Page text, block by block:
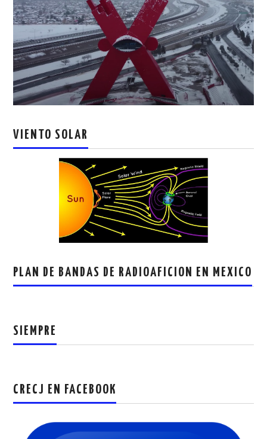
VIENTO SOLAR
PLAN DE BANDAS DE RADIOAFICION EN MEXICO
SIEMPRE
CRECJ EN FACEBOOK